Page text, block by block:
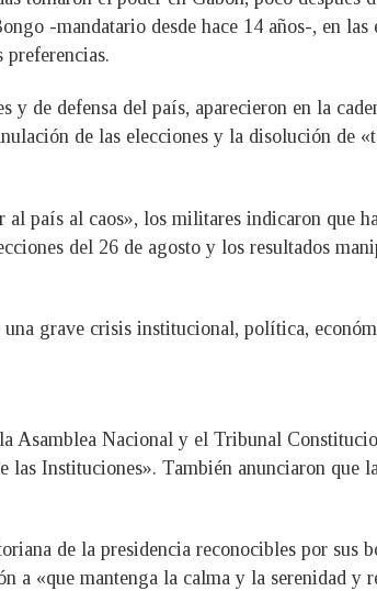
-mandatario desde hace 14 años-, en las
de defensa del país, aparecieron en la
de las elecciones y la disolución de
país al caos», los militares indicaron que
del 26 de agosto y los resultados
una grave crisis institucional, política,
Asamblea Nacional y el Tribunal
Instituciones». También anunciaron que
de la presidencia reconocibles por sus
«que mantenga la calma y la serenidad y